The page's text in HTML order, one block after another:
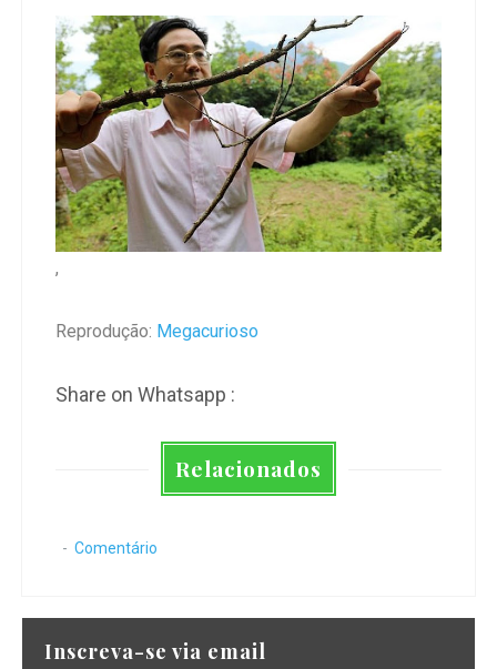
,
Reprodução: Megacurioso
Share on Whatsapp :
Relacionados
Comentário
Inscreva-se via email